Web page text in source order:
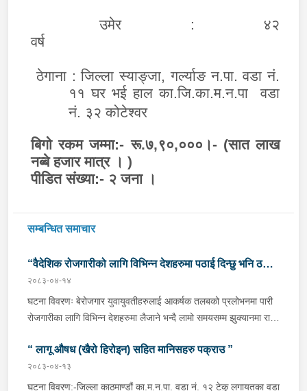
उमेर :
४२
वर्ष
ठेगाना :जिल्ला स्याङ्जा, गर्ल्याङ न.पा. वडा नं.
११ घर भई हाल का.जि.का.म.न.पा वडा
नं. ३२ कोटेश्वर
बिगो रकम जम्मा:- रू.७,९०,०००।- (सात लाख
नब्बे हजार मात्र । )
पीडित संख्या:- २ जना ।
सम्बन्धित समाचार
“वैदेशिक रोजगारीको लागि विभिन्न देशहरुमा पठाई दिन्छु भनि ठगी
गर्ने व्यक्तिहरु पक्राउ"
२०८३-०४-१४
घटना विवरणः बेरोजगार युवायुवतीहरुलाई आकर्षक तलबको प्रलोभनमा पारी
रोजगारीका लागि विभिन्न देशहरुमा लैजाने भन्दै लामो समयसम्म झुक्यानमा राखि
अनुसन्धान हुँदा विदेश पठाउने भनि ठगी गर्ने निम्न प्रतिवादीहरुलाई काठमाडौं
उपत्यकाका विभिन्न स्थानहरुबाट पक्राउ गरी थप अनुसन्धान तथा आवश्यक
कारवाहीको लागि वैदेशिक रोजगार विभाग ताहाचल, काठमाडौं पठाईएको ।
“ लागू औषध (खैरो हिरोइन) सहित मानिसहरु पक्राउ ”
२०८३-०४-१३
घटना विवरण:-जिल्ला काठमाण्डौं का.म.न.पा. वडा नं. १२ टेकु लगायतका वडा